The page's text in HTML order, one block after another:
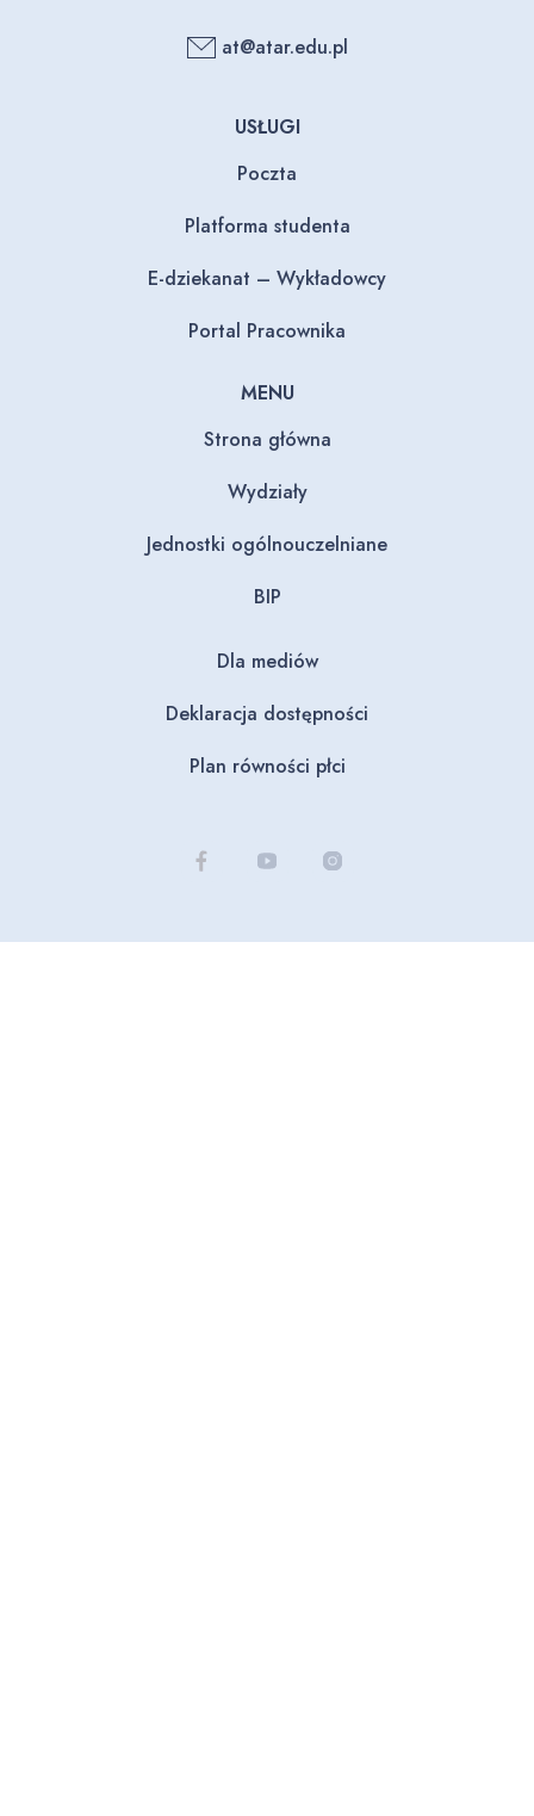
at@atar.edu.pl
USŁUGI
Poczta
Platforma studenta
E-dziekanat – Wykładowcy
Portal Pracownika
MENU
Strona główna
Wydziały
Jednostki ogólnouczelniane
BIP
Dla mediów
Deklaracja dostępności
Plan równości płci